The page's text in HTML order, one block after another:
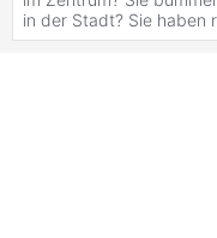
in der Stadt? Sie haben